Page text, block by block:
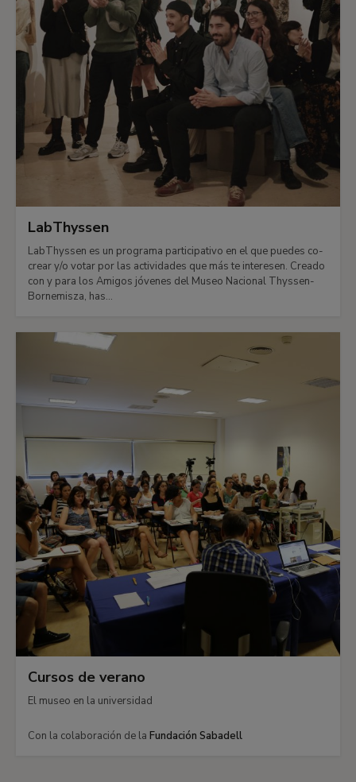
LabThyssen
LabThyssen es un programa participativo en el que puedes co-
crear y/o votar por las actividades que más te interesen. Creado
con y para los Amigos jóvenes del Museo Nacional Thyssen-
Bornemisza, has...
Cursos de verano
El museo en la universidad
Con la colaboración de la Fundación Sabadell